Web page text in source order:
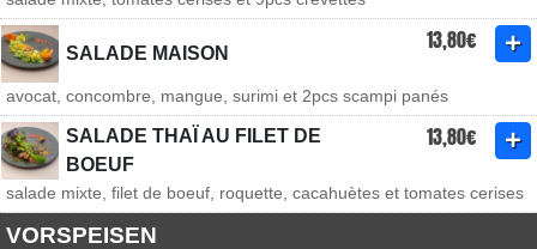
SALADE MAISON 13,80€
avocat, concombre, mangue, surimi et 2pcs scampi panés
SALADE THAÏ AU FILET DE
BOEUF
13,80€
salade mixte, filet de boeuf, roquette, cacahuètes et tomates cerises
VORSPEISEN